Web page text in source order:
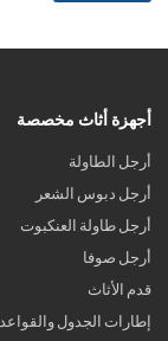
أجهزة أثاث مخصصة
أرجل الطاولة
أرجل دبوس الشعر
أرجل طاولة العنكبوت
أرجل صوفا
قدم الأثاث
إطارات الجدول والقواعد